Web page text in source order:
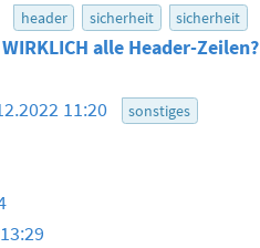
header sicherheit sicherheit
alle Header-Zeilen?
11:20 sonstiges